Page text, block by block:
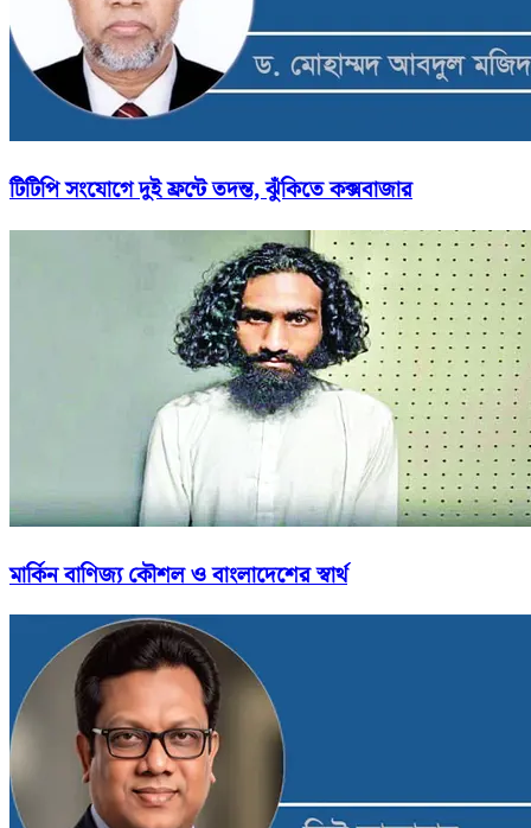
টিটিপি সংযোগে দুই ফ্রন্টে তদন্ত, ঝুঁকিতে কক্সবাজার
মার্কিন বাণিজ্য কৌশল ও বাংলাদেশের স্বার্থ